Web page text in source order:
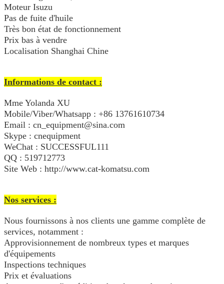
Moteur Isuzu
Pas de fuite d'huile
Très bon état de fonctionnement
Prix bas à vendre
Localisation Shanghai Chine
Informations de contact :
Mme Yolanda XU
Mobile/Viber/Whatsapp : +86 13761610734
Email : cn_equipment@sina.com
Skype : cnequipment
WeChat : SUCCESSFUL111
QQ : 519712773
Site Web : http://www.cat-komatsu.com
Nos services :
Nous fournissons à nos clients une gamme complète de
services, notamment :
Approvisionnement de nombreux types et marques
d'équipements
Inspections techniques
Prix et évaluations